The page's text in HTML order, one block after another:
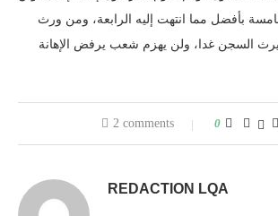
بأفضل مما انتهت إليه الرابعة، ومن ورث
2 comments 0
REDACTION LQA